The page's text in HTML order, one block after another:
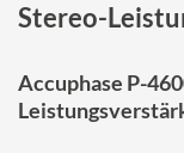
Stereo-
Accuphase P-